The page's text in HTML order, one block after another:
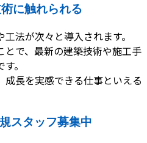
に触れられる
法が次々と導入されます。
で、最新の建築技術や施工手
。
長を実感できる仕事といえる
スタッフ募集中